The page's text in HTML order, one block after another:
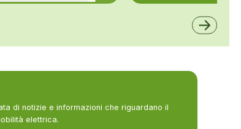
di notizie e informazioni che riguardano il
elettrica.